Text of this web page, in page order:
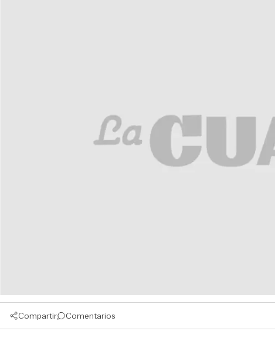
Compartir Comentarios